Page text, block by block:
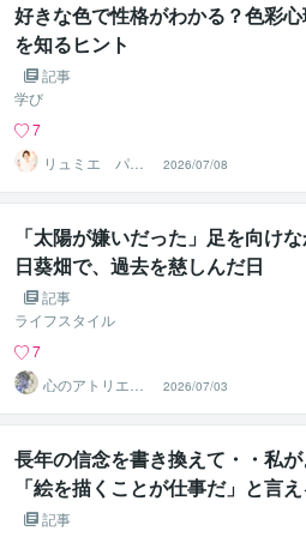
好きな色で性格がわかる？色彩
を知るヒント
記事
学び
7
リュミエ パー
ソナルカラー、
骨格診断士
2026/07/08
「太陽が嫌いだった」足を向け
日葵畑で、過去を慈しんだ日
記事
ライフスタイル
7
心のアトリエ～
心象画家：卯月
螢～
2026/07/03
長年の信念を書き換えて・・私が
「絵を描くことが仕事だ」と言
なった理由
記事